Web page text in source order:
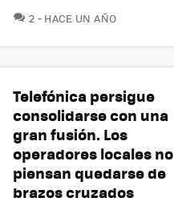
2 COMENTARIOS
HACE UN AÑO
Telefónica persigue
consolidarse con una
gran fusión. Los
operadores locales no
piensan quedarse de
brazos cruzados